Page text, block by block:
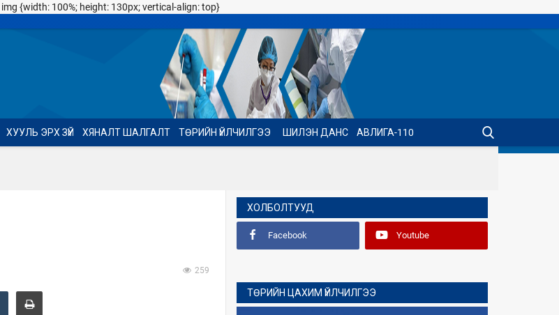
{width: 100%; height: 130px; vertical-align: top}
ХУУЛЬ ЭРХ ЗҮЙ ХЯНАЛТ ШАЛГАЛТ ТӨРИЙН ҮЙЛЧИЛГЭЭ ШИЛЭН ДАНС АВЛИГА-110
259
ХОЛБОЛТУУД
Facebook Youtube
ТӨРИЙН ЦАХИМ ҮЙЛЧИЛГЭЭ